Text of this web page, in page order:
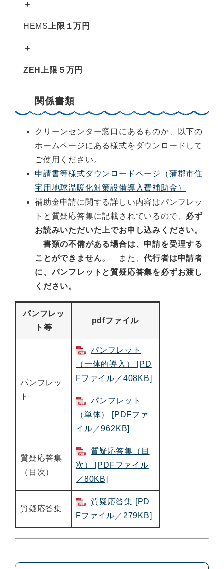
＋
HEMS上限１万円
＋
ZEH上限５万円
関係書類
クリーンセンター窓口にあるものか、以下の
ホームページにある様式をダウンロードして
ご使用ください。
申請書等様式ダウンロードページ（蒲郡市住
宅用地球温暖化対策設備導入費補助金）
補助金申請に関する詳しい内容はパンフレッ
トと質疑応答集に記載されているので、 必ず
お読みいただいた上でお申し込みください。
書類の不備がある場合は、申請を受理する
ことができません。
また、代行者は申請者
に、パンフレットと質疑応答集を必ずお渡し
ください。
パンフレッ
ト等
pdfファイル
パンフレッ
ト
パンフレット
（一体的導入） [PD
Fファイル／408KB]
パンフレット
（単体） [PDFファ
イル／962KB]
質疑応答集
（目次）
質疑応答集（目
次） [PDFファイル
／80KB]
質疑応答集
質疑応答集 [PD
Fファイル／279KB]